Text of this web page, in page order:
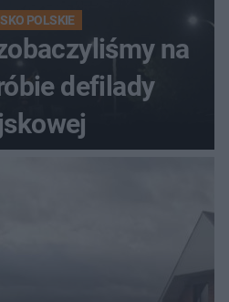
POLSKIE
na
defilady